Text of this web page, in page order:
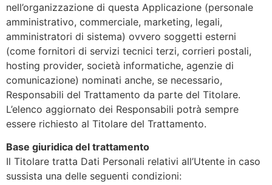
nell’organizzazione di questa Applicazione (personale
amministrativo, commerciale, marketing, legali,
amministratori di sistema) ovvero soggetti esterni
(come fornitori di servizi tecnici terzi, corrieri postali,
hosting provider, società informatiche, agenzie di
comunicazione) nominati anche, se necessario,
Responsabili del Trattamento da parte del Titolare.
L’elenco aggiornato dei Responsabili potrà sempre
essere richiesto al Titolare del Trattamento.
Base giuridica del trattamento
Il Titolare tratta Dati Personali relativi all’Utente in caso
sussista una delle seguenti condizioni: